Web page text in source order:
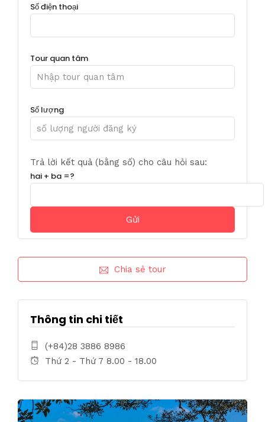
Số điện thoại
Tour quan tâm
Số lượng
Trả lời kết quả (bằng số) cho câu hỏi sau:
hai + ba =?
Chia sẻ tour
Thông tin chi tiết
(+84)28 3886 8986
Thứ 2 - Thứ 7 8.00 - 18.00